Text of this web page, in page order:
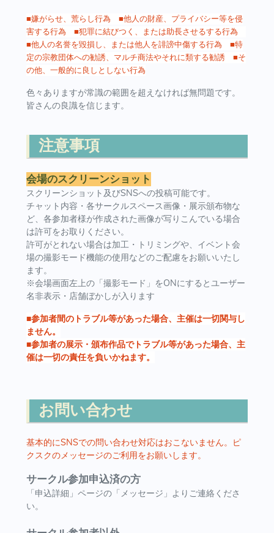
■嫌がらせ、荒らし行為 ■他人の財産、プライバシー等を侵
害する行為 ■犯罪に結びつく、または助長させるする行為
■他人の名誉を毀損し、または他人を誹謗中傷する行為 ■特
定の宗教団体への勧誘、マルチ商法やそれに類する勧誘 ■そ
の他、一般的に良しとしない行為
色々ありますが常識の範囲を超えなければ無問題です。
皆さんの良識を信じます。
注意事項
会場のスクリーンショット
スクリーンショット及びSNSへの投稿可能です。
チャット内容・各サークルスペース画像・展示頒布物な
ど、各参加者様が作成された画像が写りこんでいる場合
は許可をお取りください。
許可がとれない場合は加工・トリミングや、イベント会
場の撮影モード機能の使用などのご配慮をお願いいたし
ます。
※会場画面左上の「撮影モード」をONにするとユーザー
名非表示・店舗ぼかしが入ります
■参加者間のトラブル等があった場合、主催は一切関与し
ません。
■参加者の展示・頒布作品でトラブル等があった場合、主
催は一切の責任を負いかねます。
お問い合わせ
基本的にSNSでの問い合わせ対応はおこないません。ピ
クスクのメッセージのご利用をお願いします。
サークル参加申込済の方
「申込詳細」ページの「メッセージ」よりご連絡くださ
い。